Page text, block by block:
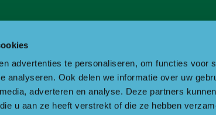
advertenties te personaliseren, om functies voor
analyseren. Ook delen we informatie over uw
adverteren en analyse. Deze partners
u aan ze heeft verstrekt of die ze hebben